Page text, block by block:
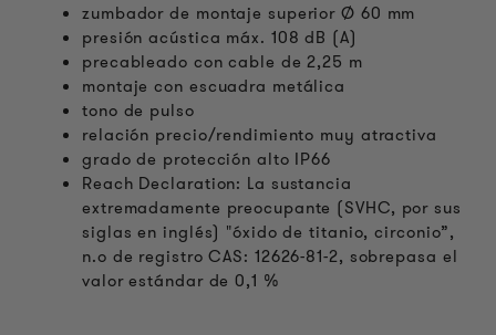
zumbador de montaje superior Ø 60 mm
presión acústica máx. 108 dB (A)
precableado con cable de 2,25 m
montaje con escuadra metálica
tono de pulso
relación precio/rendimiento muy atractiva
grado de protección alto IP66
Reach Declaration: La sustancia
extremadamente preocupante (SVHC, por sus
siglas en inglés) "óxido de titanio, circonio”,
n.º de registro CAS: 12626-81-2, sobrepasa el
valor estándar de 0,1 %